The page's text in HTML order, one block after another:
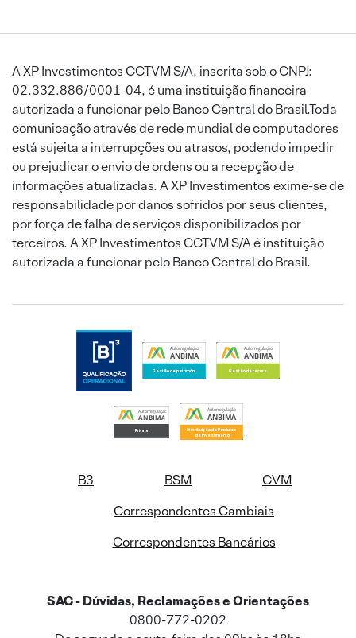
A XP Investimentos CCTVM S/A, inscrita sob o CNPJ:
02.332.886/0001-04, é uma instituição financeira
autorizada a funcionar pelo Banco Central do Brasil.Toda
comunicação através de rede mundial de computadores
está sujeita a interrupções ou atrasos, podendo impedir
ou prejudicar o envio de ordens ou a recepção de
informações atualizadas. A XP Investimentos exime-se de
responsabilidade por danos sofridos por seus clientes,
por força de falha de serviços disponibilizados por
terceiros. A XP Investimentos CCTVM S/A é instituição
autorizada a funcionar pelo Banco Central do Brasil.
B3 BSM
CVM
Correspondentes Cambiais
Correspondentes Bancários
SAC - Dúvidas, Reclamações e Orientações
0800-772-0202